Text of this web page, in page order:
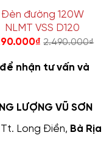
Đèn đường 120W
NLMT VSS D120
₫ 2.490.000₫
nhận tư vấn và
LƯỢNG VŨ SƠN
Tt. Long Điền, Bà Rịa